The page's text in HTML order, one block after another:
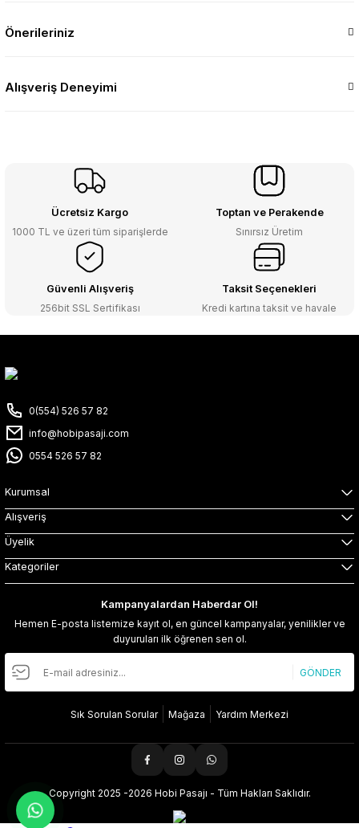
Önerileriniz
Alışveriş Deneyimi
Ücretsiz Kargo
1000 TL ve üzeri tüm siparişlerde
Toptan ve Perakende
Sınırsız Üretim
Güvenli Alışveriş
256bit SSL Sertifikası
Taksit Seçenekleri
Kredi kartına taksit ve havale
0(554) 526 57 82
info@hobipasaji.com
0554 526 57 82
Kurumsal
Alışveriş
Üyelik
Kategoriler
Kampanyalardan Haberdar Ol!
Hemen E-posta listemize kayıt ol, en güncel kampanyalar, yenilikler ve
duyuruları ilk öğrenen sen ol.
GÖNDER
Sık Sorulan Sorular Mağaza Yardım Merkezi
Copyright 2025 -2026 Hobi Pasajı - Tüm Hakları Saklıdır.